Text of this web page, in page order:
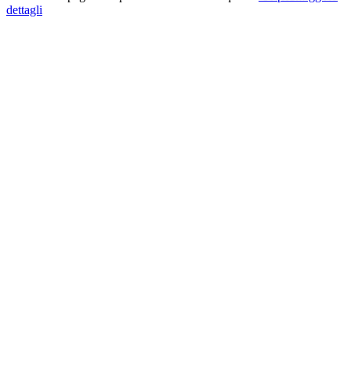
dettagli